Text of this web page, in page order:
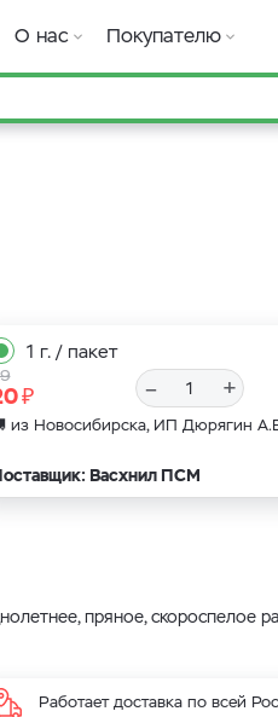
О нас Покупателю
1 г. / пакет
₽ – +
из Новосибирска, ИП
Васхнил ПСМ
пряное, скороспелое
Работает доставка по всей